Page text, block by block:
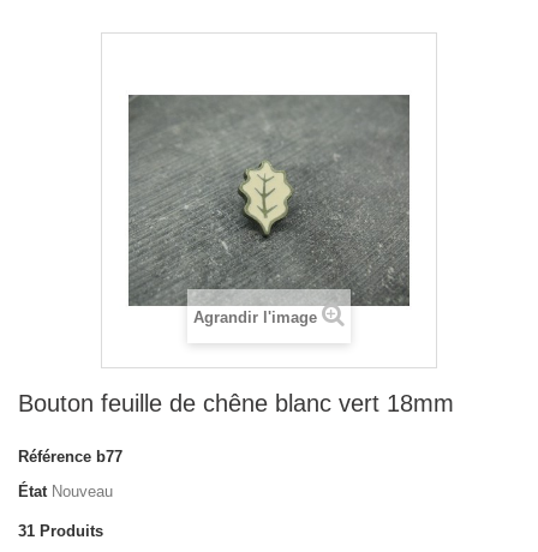
Agrandir l'image
Bouton feuille de chêne blanc vert 18mm
Référence b77
État Nouveau
31 Produits